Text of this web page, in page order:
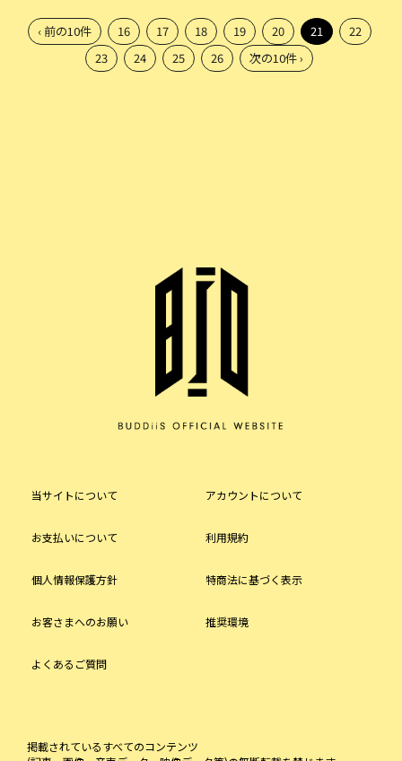
‹ 前の10件 16 17 18 19 20 21
22
23
24 25 26 次の10件 ›
当サイトについて アカウントについて
お支払いについて 利用規約
個人情報保護方針 特商法に基づく表示
お客さまへのお願い 推奨環境
よくあるご質問
掲載されているすべてのコンテンツ